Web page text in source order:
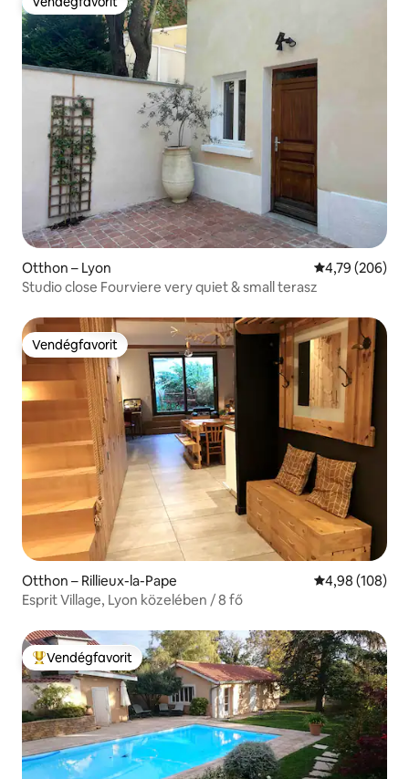
Vendégfavorit
Otthon – Lyon Átlagos
4,79 (206)
Studio close Fourviere very quiet & small terasz
Vendégfavorit
Vendégfavorit
Otthon – Rillieux-la-Pape Átlagos
4,98 (108)
Esprit Village, Lyon közelében / 8 fő
Kiemelt vendégfavorit
Vendégfavorit